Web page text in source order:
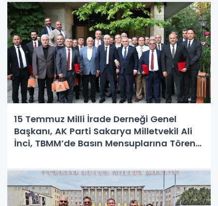
15 Temmuz Milli İrade Derneği Genel
Başkanı, AK Parti Sakarya Milletvekil Ali
İnci, TBMM’de Basın Mensuplarına Tören